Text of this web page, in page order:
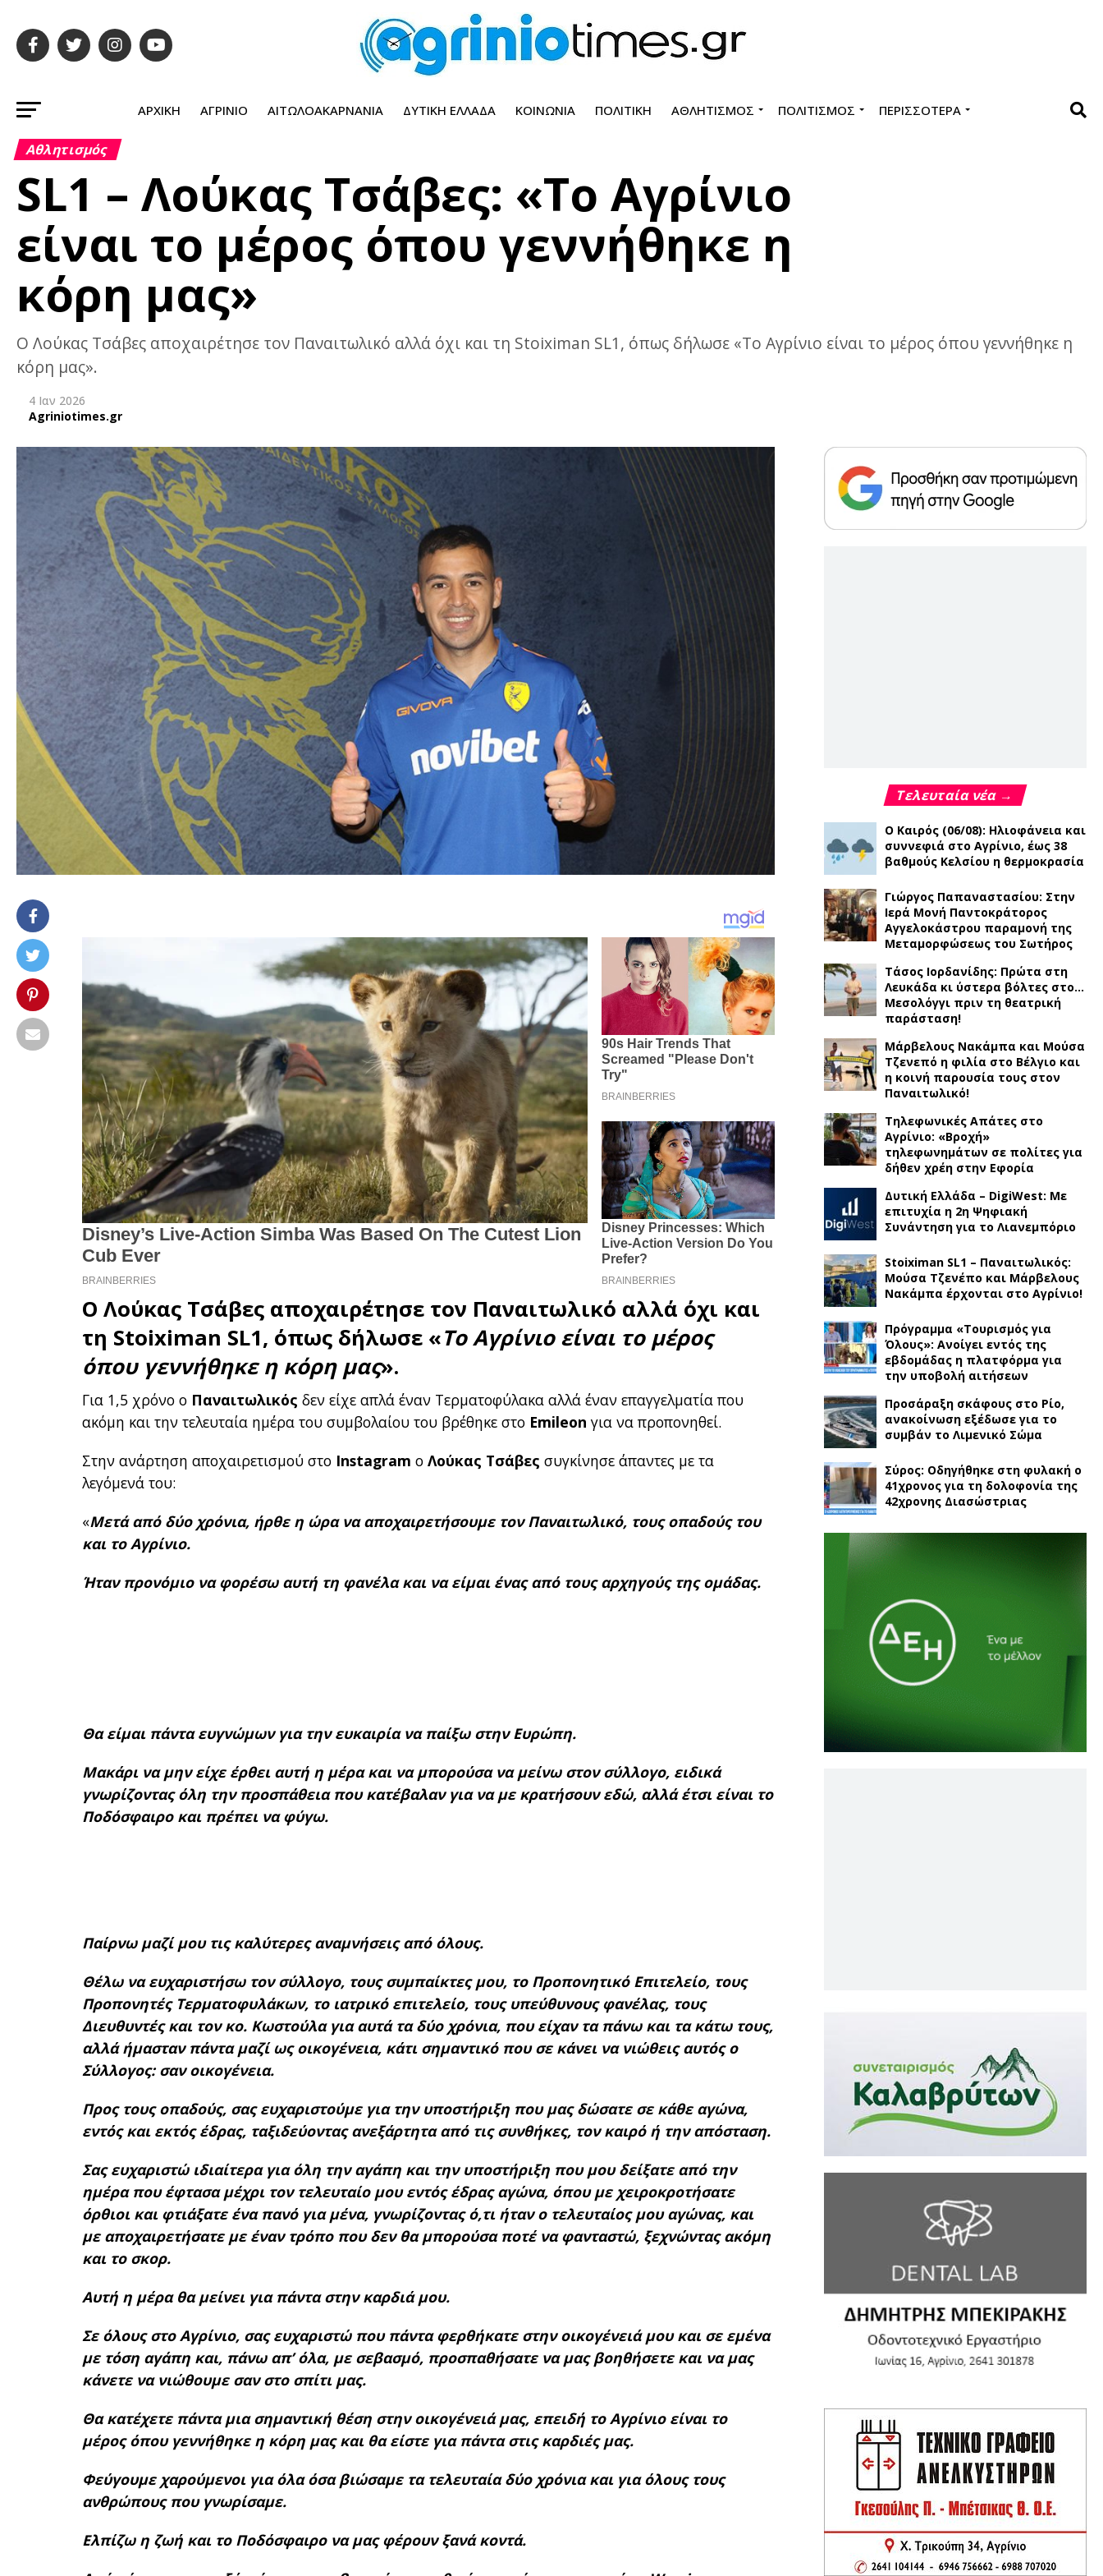
ΑΡΧΙΚΉ ΑΓΡΊΝΙΟ ΑΙΤΩΛΟΑΚΑΡΝΑΝΊΑ ΔΥΤΙΚΉ ΕΛΛΆΔΑ ΚΟΙΝΩΝΊΑ ΠΟΛΙΤΙΚΉ ΑΘΛΗΤΙΣΜΌΣ ΠΟΛΙΤΙΣΜΌΣ ΠΕΡΙΣΣΌΤΕΡΑ
Αθλητισμός
SL1 – Λούκας Τσάβες: «Το Αγρίνιο
είναι το μέρος όπου γεννήθηκε η
κόρη μας»
Ο Λούκας Τσάβες αποχαιρέτησε τον Παναιτωλικό αλλά όχι και τη Stoiximan SL1, όπως δήλωσε «Το Αγρίνιο είναι το μέρος όπου γεννήθηκε η
κόρη μας».
4 Ιαν 2026
Agriniotimes.gr
ΟΛούκας Τσάβες αποχαιρέτησε τον Παναιτωλικό αλλά όχι και
τη Stoiximan SL1, όπως δήλωσε «Το Αγρίνιο είναι το μέρος
όπου γεννήθηκε η κόρη μας».
Για 1,5 χρόνο ο Παναιτωλικός δεν είχε απλά έναν Τερματοφύλακα αλλά έναν επαγγελματία που
ακόμη και την τελευταία ημέρα του συμβολαίου του βρέθηκε στο Emileon για να προπονηθεί.
Στην ανάρτηση αποχαιρετισμού στο Instagram οΛούκας Τσάβες συγκίνησε άπαντες με τα
λεγόμενά του:
«Μετά από δύο χρόνια, ήρθε η ώρα να αποχαιρετήσουμε τον Παναιτωλικό, τους οπαδούς του
και το Αγρίνιο.
Ήταν προνόμιο να φορέσω αυτή τη φανέλα και να είμαι ένας από τους αρχηγούς της ομάδας.
Θα είμαι πάντα ευγνώμων για την ευκαιρία να παίξω στην Ευρώπη.
Μακάρι να μην είχε έρθει αυτή η μέρα και να μπορούσα να μείνω στον σύλλογο, ειδικά
γνωρίζοντας όλη την προσπάθεια που κατέβαλαν για να με κρατήσουν εδώ, αλλά έτσι είναι το
Ποδόσφαιρο και πρέπει να φύγω.
Παίρνω μαζί μου τις καλύτερες αναμνήσεις από όλους.
Θέλω να ευχαριστήσω τον σύλλογο, τους συμπαίκτες μου, το Προπονητικό Επιτελείο, τους
Προπονητές Τερματοφυλάκων, το ιατρικό επιτελείο, τους υπεύθυνους φανέλας, τους
Διευθυντές και τον κο. Κωστούλα για αυτά τα δύο χρόνια, που είχαν τα πάνω και τα κάτω τους,
αλλά ήμασταν πάντα μαζί ως οικογένεια, κάτι σημαντικό που σε κάνει να νιώθεις αυτός ο
Σύλλογος: σαν οικογένεια.
Προς τους οπαδούς, σας ευχαριστούμε για την υποστήριξη που μας δώσατε σε κάθε αγώνα,
εντός και εκτός έδρας, ταξιδεύοντας ανεξάρτητα από τις συνθήκες, τον καιρό ή την απόσταση.
Σας ευχαριστώ ιδιαίτερα για όλη την αγάπη και την υποστήριξη που μου δείξατε από την
ημέρα που έφτασα μέχρι τον τελευταίο μου εντός έδρας αγώνα, όπου με χειροκροτήσατε
όρθιοι και φτιάξατε ένα πανό για μένα, γνωρίζοντας ό,τι ήταν ο τελευταίος μου αγώνας, και
με αποχαιρετήσατε με έναν τρόπο που δεν θα μπορούσα ποτέ να φανταστώ, ξεχνώντας ακόμη
και το σκορ.
Αυτή η μέρα θα μείνει για πάντα στην καρδιά μου.
Σε όλους στο Αγρίνιο, σας ευχαριστώ που πάντα φερθήκατε στην οικογένειά μου και σε εμένα
με τόση αγάπη και, πάνω απ’ όλα, με σεβασμό, προσπαθήσατε να μας βοηθήσετε και να μας
κάνετε να νιώθουμε σαν στο σπίτι μας.
Θα κατέχετε πάντα μια σημαντική θέση στην οικογένειά μας, επειδή το Αγρίνιο είναι το
μέρος όπου γεννήθηκε η κόρη μας και θα είστε για πάντα στις καρδιές μας.
Φεύγουμε χαρούμενοι για όλα όσα βιώσαμε τα τελευταία δύο χρόνια και για όλους τους
ανθρώπους που γνωρίσαμε.
Ελπίζω η ζωή και το Ποδόσφαιρο να μας φέρουν ξανά κοντά.
Τελευταία νέα →
Ο Καιρός (06/08): Ηλιοφάνεια και
συννεφιά στο Αγρίνιο, έως 38
βαθμούς Κελσίου η θερμοκρασία
Γιώργος Παπαναστασίου: Στην
Ιερά Μονή Παντοκράτορος
Αγγελοκάστρου παραμονή της
Μεταμορφώσεως του Σωτήρος
Τάσος Ιορδανίδης: Πρώτα στη
Λευκάδα κι ύστερα βόλτες στο…
Μεσολόγγι πριν τη θεατρική
παράσταση!
Μάρβελους Νακάμπα και Μούσα
Τζενεπό η φιλία στο Βέλγιο και
η κοινή παρουσία τους στον
Παναιτωλικό!
Τηλεφωνικές Απάτες στο
Αγρίνιο: «Βροχή»
τηλεφωνημάτων σε πολίτες για
δήθεν χρέη στην Εφορία
Δυτική Ελλάδα – DigiWest: Με
επιτυχία η 2η Ψηφιακή
Συνάντηση για το Λιανεμπόριο
Stoiximan SL1 – Παναιτωλικός:
Μούσα Τζενέπο και Μάρβελους
Νακάμπα έρχονται στο Αγρίνιο!
Πρόγραμμα «Τουρισμός για
Όλους»: Ανοίγει εντός της
εβδομάδας η πλατφόρμα για
την υποβολή αιτήσεων
Προσάραξη σκάφους στο Ρίο,
ανακοίνωση εξέδωσε για το
συμβάν το Λιμενικό Σώμα
Σύρος: Οδηγήθηκε στη φυλακή ο
41χρονος για τη δολοφονία της
42χρονης Διασώστριας